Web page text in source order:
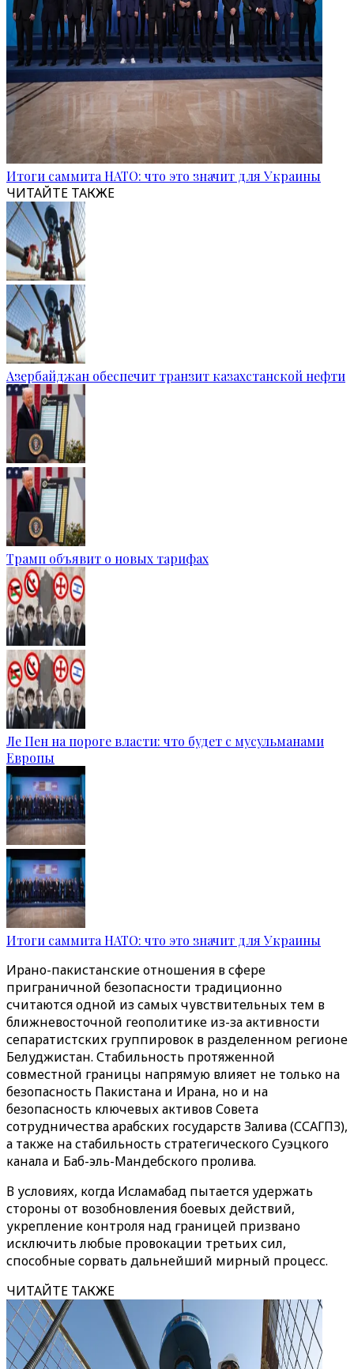
Итоги саммита НАТО: что это значит для Украины
ЧИТАЙТЕ ТАКЖЕ
Азербайджан обеспечит транзит казахстанской нефти
Трамп объявит о новых тарифах
Ле Пен на пороге власти: что будет с мусульманами
Европы
Итоги саммита НАТО: что это значит для Украины
Ирано-пакистанские отношения в сфере
приграничной безопасности традиционно
считаются одной из самых чувствительных тем в
ближневосточной геополитике из-за активности
сепаратистских группировок в разделенном регионе
Белуджистан. Стабильность протяженной
совместной границы напрямую влияет не только на
безопасность Пакистана и Ирана, но и на
безопасность ключевых активов Совета
сотрудничества арабских государств Залива (ССАГПЗ),
а также на стабильность стратегического Суэцкого
канала и Баб-эль-Мандебского пролива.
В условиях, когда Исламабад пытается удержать
стороны от возобновления боевых действий,
укрепление контроля над границей призвано
исключить любые провокации третьих сил,
способные сорвать дальнейший мирный процесс.
ЧИТАЙТЕ ТАКЖЕ